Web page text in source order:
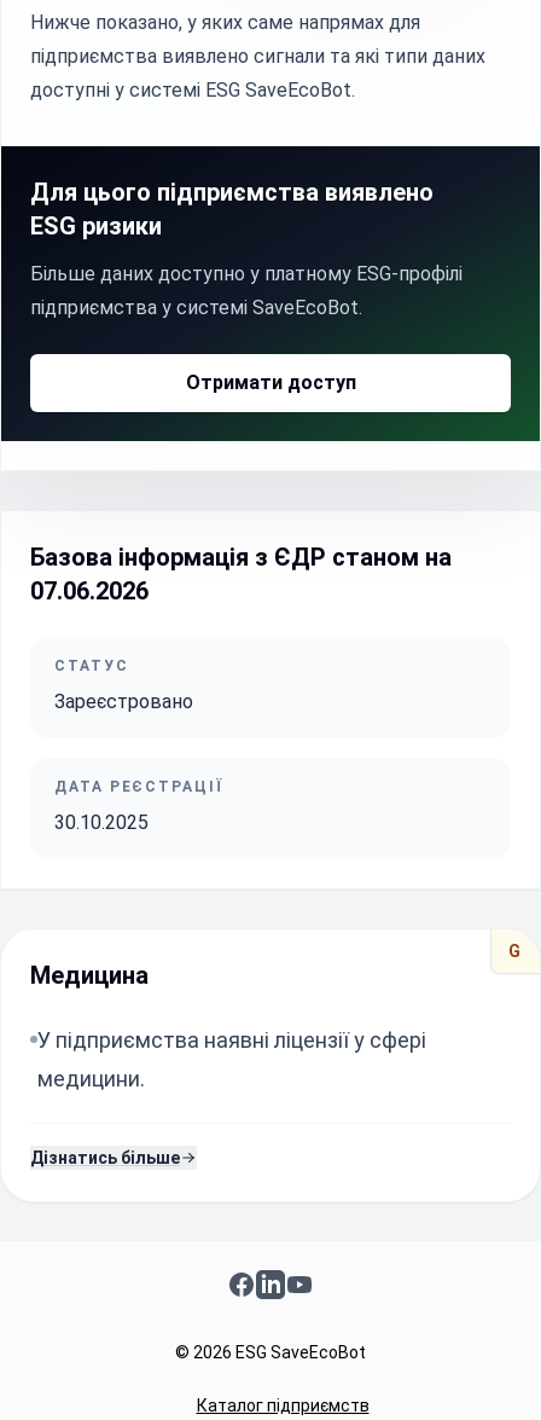
Нижче показано, у яких саме напрямах для
підприємства виявлено сигнали та які типи даних
доступні у системі ESG SaveEcoBot.
Для цього підприємства виявлено
ESG ризики
Більше даних доступно у платному ESG-профілі
підприємства у системі SaveEcoBot.
Отримати доступ
Базова інформація з ЄДР станом на
07.06.2026
СТАТУС
Зареєстровано
ДАТА РЕЄСТРАЦІЇ
30.10.2025
G
Медицина
У підприємства наявні ліцензії у сфері
медицини.
Дізнатись більше
Facebook
LinkedInYouTube
© 2026 ESG SaveEcoBot
Каталог підприємств